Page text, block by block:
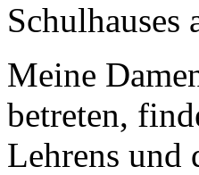
Schulhauses
Meine
betreten,
Lehrens und